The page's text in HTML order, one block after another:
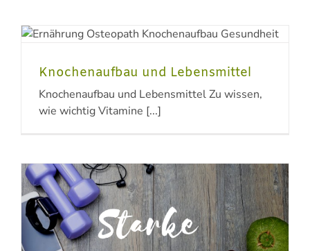
Knochenaufbau und Lebensmittel
Knochenaufbau und Lebensmittel Zu wissen,
wie wichtig Vitamine [...]